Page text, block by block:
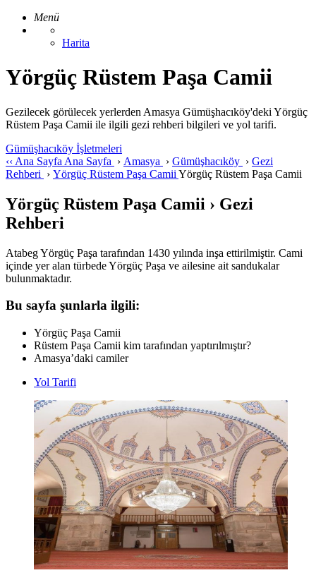
Menü
Harita
Yörgüç Rüstem Paşa Camii
Gezilecek görülecek yerlerden Amasya Gümüşhacıköy'deki Yörgüç
Rüstem Paşa Camii ile ilgili gezi rehberi bilgileri ve yol tarifi.
Gümüşhacıköy İşletmeleri
‹‹ Ana Sayfa Ana Sayfa › Amasya › Gümüşhacıköy › Gezi
Rehberi › Yörgüç Rüstem Paşa Camii Yörgüç Rüstem Paşa Camii
Yörgüç Rüstem Paşa Camii › Gezi
Rehberi
Atabeg Yörgüç Paşa tarafından 1430 yılında inşa ettirilmiştir. Cami
içinde yer alan türbede Yörgüç Paşa ve ailesine ait sandukalar
bulunmaktadır.
Bu sayfa şunlarla ilgili:
Yörgüç Paşa Camii
Rüstem Paşa Camii kim tarafından yaptırılmıştır?
Amasya’daki camiler
Yol Tarifi